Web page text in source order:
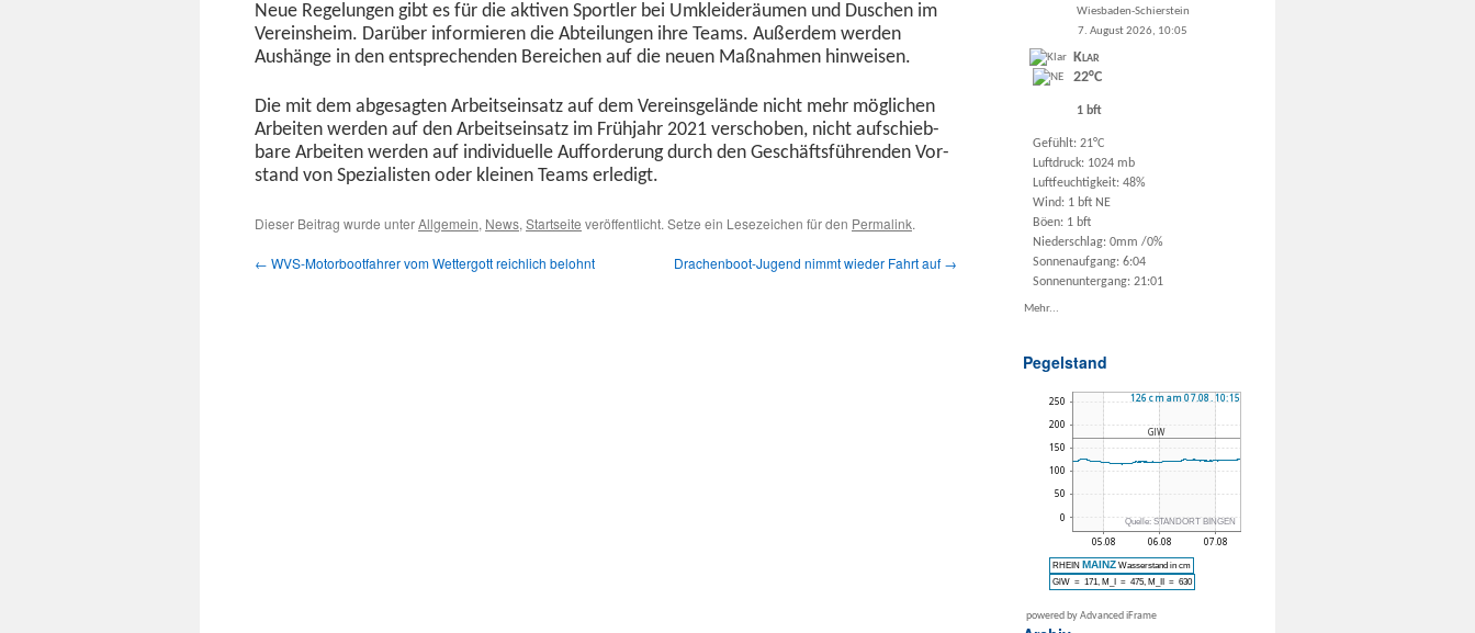
Neue Regelun­gen gibt es für die aktiv­en Sportler bei Umk­lei­deräu­men und Duschen im
Vere­in­sheim. Darüber informieren die Abteilun­gen ihre Teams. Außer­dem wer­den
Aushänge in den entsprechen­den Bere­ichen auf die neuen Maß­nah­men hinweisen.
Die mit dem abge­sagten Arbeit­sein­satz auf dem Vere­ins­gelände nicht mehr möglichen
Arbeit­en wer­den auf den Arbeit­sein­satz im Früh­jahr 2021 ver­schoben, nicht auf­schieb­
bare Arbeit­en wer­den auf indi­vidu­elle Auf­forderung durch den Geschäfts­führen­den Vor­
stand von Spezial­is­ten oder kleinen Teams erledigt.
Dieser Beitrag wurde unterAllgemein, News, Startseite veröffentlicht. Setze ein Lesezeichen für den Permalink.
← WVS-Motorbootfahrer vom Wettergott reichlich belohnt Drachenboot-Jugend nimmt wieder Fahrt auf →
Wiesbaden-Schierstein
7. August 2026, 10:05
Klar
22°C
1 bft
Gefühlt: 21°C
Luftdruck: 1024 mb
Luftfeuchtigkeit: 48%
Wind: 1 bft NE
Böen: 1 bft
Niederschlag: 0mm /0%
Sonnenaufgang: 6:04
Sonnenuntergang: 21:01
Mehr...
Pegelstand
powered by Advanced iFrame